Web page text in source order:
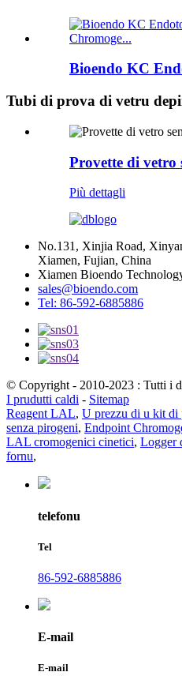
Bioendo KC
Tubi di prova di vetru
Provette di vetro
Più dettagli
No.131, Xinjia Road,
Xiamen, Fujian, China
Xiamen Bioendo
sales@bioendo.com
Tel: 86-592-6885886
© Copyright - 2010-2023 : Tutti i
I prudutti caldi - Sitemap
Reagent LAL, U prezzu di u kit
senza pirogeni, Endpoint
LAL cromogenici cinetici, Logger
fornu,
telefonu
Tel
86-592-6885886
E-mail
E-mail